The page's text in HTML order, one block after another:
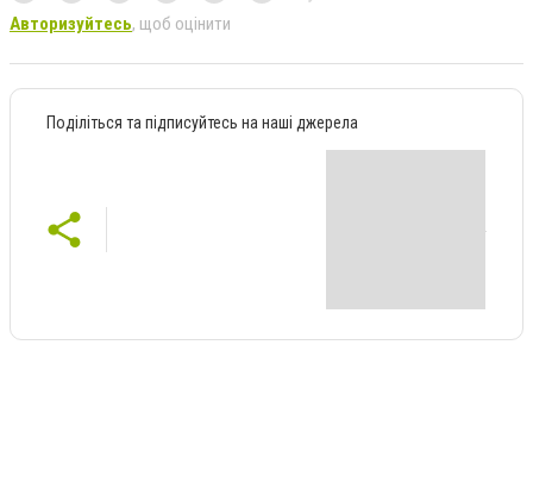
Авторизуйтесь, щоб оцінити
Поділіться та підписуйтесь на наші джерела